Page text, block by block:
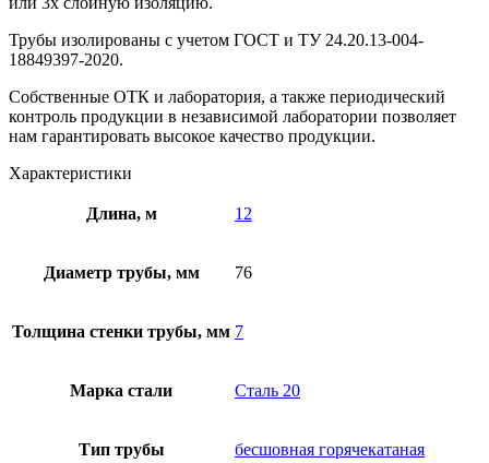
Трубы изолированы с учетом ГOCT и TУ 24.20.13-004-
18849397-2020.
Собственные ОТК и лаборатория, а также периодический
контроль продукции в независимой лаборатории позволяет
нам гарантировать высокое качество продукции.
Характеристики
Длина, м 12
Диаметр трубы, мм 76
Толщина стенки трубы, мм 7
Марка стали Сталь 20
Тип трубы бесшовная горячекатаная